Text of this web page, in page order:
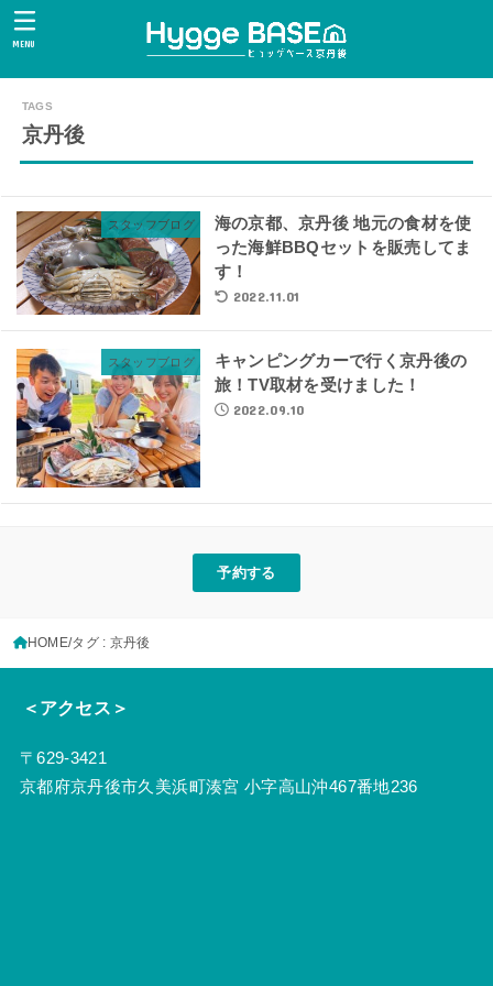
MENU
京丹後
スタッフブログ
海の京都、京丹後 地元の食材を使
った海鮮BBQセットを販売してま
す！
2022.11.01
スタッフブログ
キャンピングカーで行く京丹後の
旅！TV取材を受けました！
2022.09.10
予約する
HOME タグ : 京丹後
＜アクセス＞
〒629-3421
京都府京丹後市久美浜町湊宮 小字高山沖467番地236